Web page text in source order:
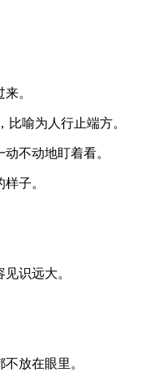
。
比喻为人行止端方。
不动地盯着看。
子。
识远大。
放在眼里。